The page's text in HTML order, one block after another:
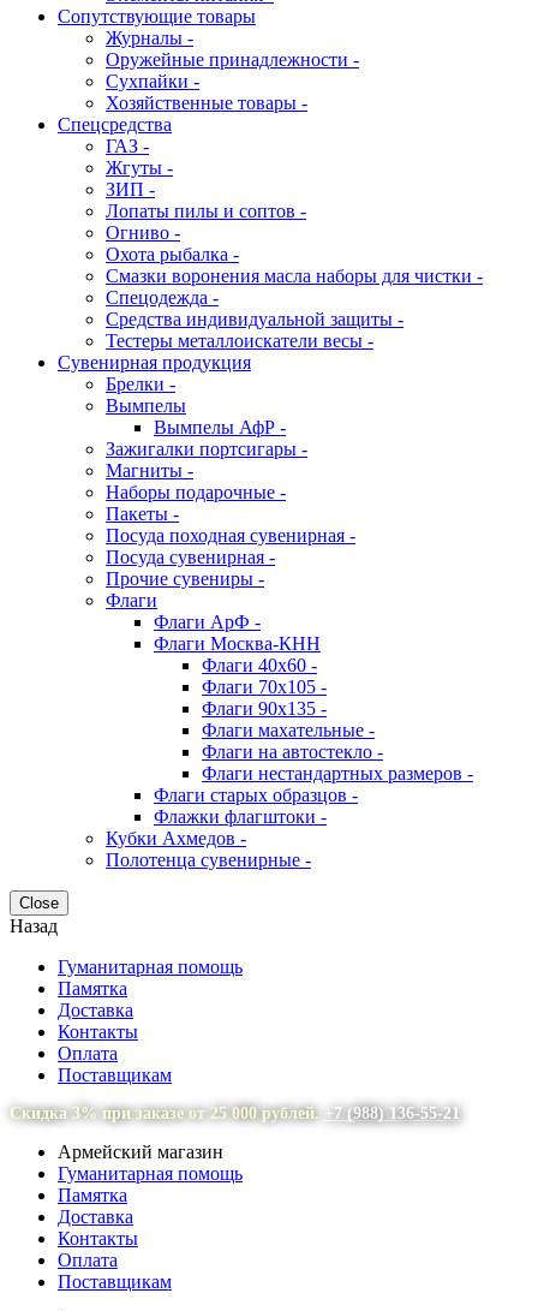
Сопутствующие товары
Журналы -
Оружейные принадлежности -
Сухпайки -
Хозяйственные товары -
Спецсредства
ГАЗ -
Жгуты -
ЗИП -
Лопаты пилы и соптов -
Огниво -
Охота рыбалка -
Смазки воронения масла наборы для чистки -
Спецодежда -
Средства индивидуальной защиты -
Тестеры металлоискатели весы -
Сувенирная продукция
Брелки -
Вымпелы
Вымпелы АфР -
Зажигалки портсигары -
Магниты -
Наборы подарочные -
Пакеты -
Посуда походная сувенирная -
Посуда сувенирная -
Прочие сувениры -
Флаги
Флаги АрФ -
Флаги Москва-КНН
Флаги 40х60 -
Флаги 70х105 -
Флаги 90х135 -
Флаги махательные -
Флаги на автостекло -
Флаги нестандартных размеров -
Флаги старых образцов -
Флажки флагштоки -
Кубки Ахмедов -
Полотенца сувенирные -
Close
Назад
Гуманитарная помощь
Памятка
Доставка
Контакты
Оплата
Поставщикам
Скидка 3% при заказе от 25 000 рублей. +7 (988) 136-55-21
Армейский магазин
Гуманитарная помощь
Памятка
Доставка
Контакты
Оплата
Поставщикам